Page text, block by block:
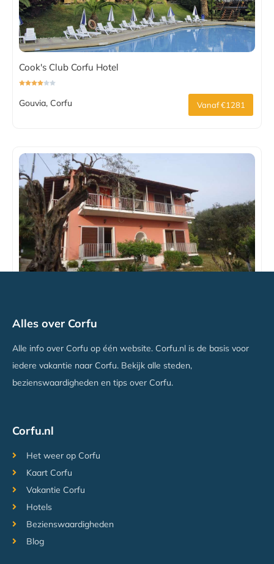
Cook's Club Corfu Hotel
Gouvia, Corfu Vanaf €1281
Alles over Corfu
Alle info over Corfu op één website. Corfu.nl is de basis voor
iedere vakantie naar Corfu. Bekijk alle steden,
bezienswaardigheden en tips over Corfu.
Corfu.nl
Het weer op Corfu
Kaart Corfu
Vakantie Corfu
Hotels
Bezienswaardigheden
Blog